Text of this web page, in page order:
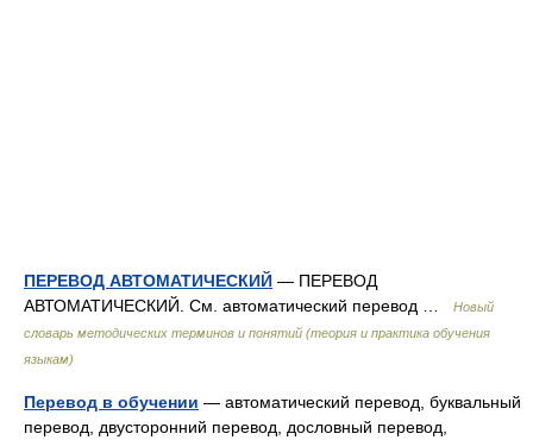
ПЕРЕВОД АВТОМАТИЧЕСКИЙ — ПЕРЕВОД
АВТОМАТИЧЕСКИЙ. См. автоматический перевод …
Новый
словарь методических терминов и понятий (теория и практика обучения
языкам)
Перевод в обучении — автоматический перевод, буквальный
перевод, двусторонний перевод, дословный перевод,